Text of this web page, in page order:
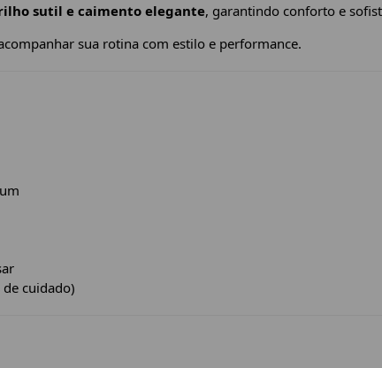
sutil e caimento elegante, garantindo conforto e
sua rotina com estilo e performance.
cuidado)